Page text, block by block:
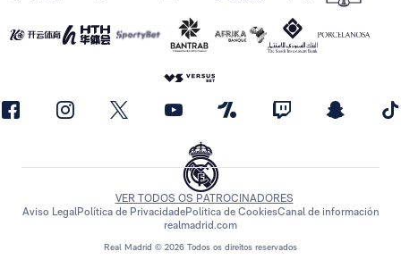
Real Madrid © 2026 Todos os direitos reservados
VER TODOS OS PATROCINADORES
Aviso LegalPolítica de PrivacidadePolítica de CookiesCanal de información
realmadrid.com